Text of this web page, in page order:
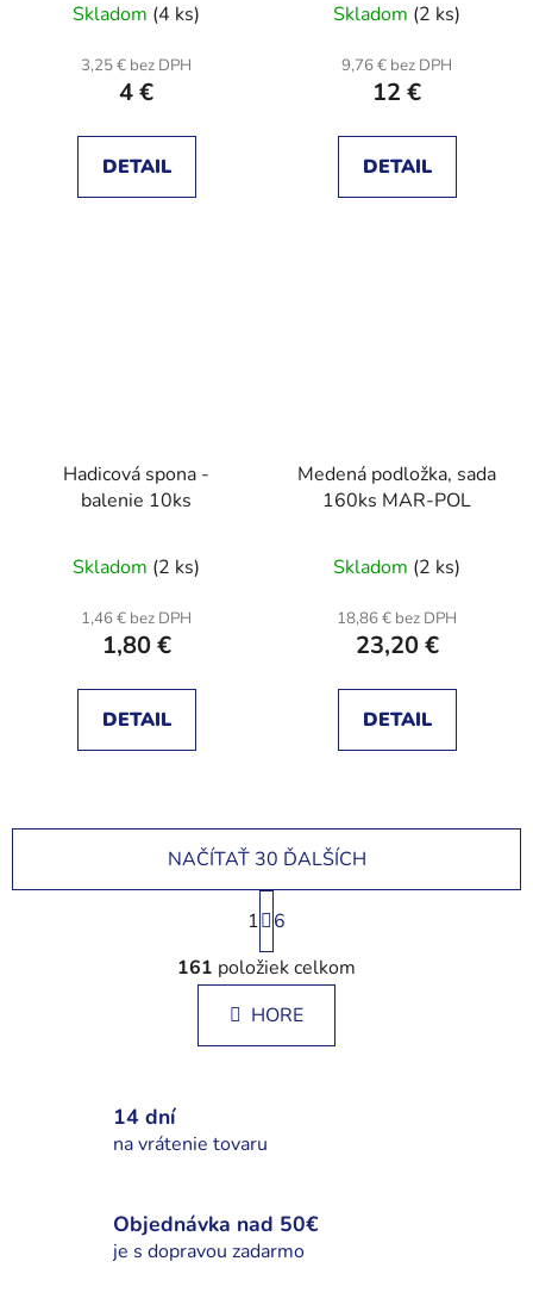
Skladom (4 ks)
3,25 € bez DPH
4 €
DETAIL
Skladom (2 ks)
9,76 € bez DPH
12 €
DETAIL
Hadicová spona -
balenie 10ks
Skladom (2 ks)
1,46 € bez DPH
1,80 €
DETAIL
Medená podložka, sada
160ks MAR-POL
Skladom (2 ks)
18,86 € bez DPH
23,20 €
DETAIL
O
v
l
á
d
e
r
v
k
NAČÍTAŤ 30 ĎALŠÍCH
S
t
r
á
n
k
e
1
6
161 položiek celkom
HORE
14 dní
na vrátenie tovaru
Objednávka nad 50€
je s dopravou zadarmo